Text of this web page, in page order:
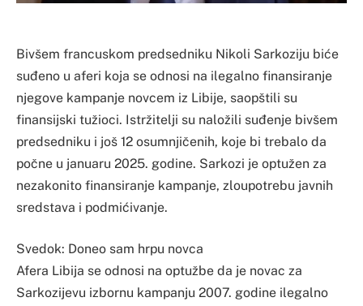
Bivšem francuskom predsedniku Nikoli Sarkoziju biće
suđeno u aferi koja se odnosi na ilegalno finansiranje
njegove kampanje novcem iz Libije, saopštili su
finansijski tužioci. Istržitelji su naložili suđenje bivšem
predsedniku i još 12 osumnjičenih, koje bi trebalo da
počne u januaru 2025. godine. Sarkozi je optužen za
nezakonito finansiranje kampanje, zloupotrebu javnih
sredstava i podmićivanje.
Svedok: Doneo sam hrpu novca
Afera Libija se odnosi na optužbe da je novac za
Sarkozijevu izbornu kampanju 2007. godine ilegalno